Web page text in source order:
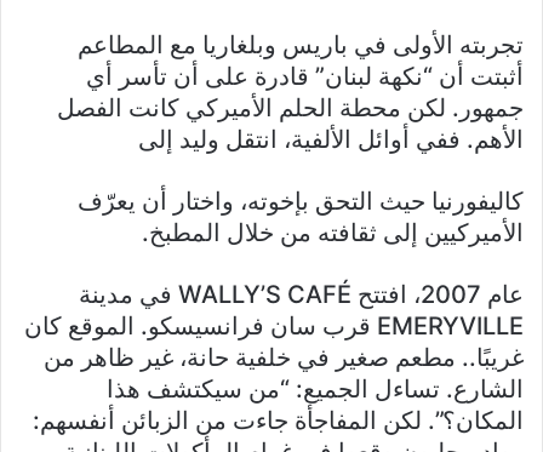
تجربته الأولى في باريس وبلغاريا مع المطاعم
أثبتت أن “نكهة لبنان” قادرة على أن تأسر أي
جمهور. لكن محطة الحلم الأميركي كانت الفصل
الأهم. ففي أوائل الألفية، انتقل وليد إلى
كاليفورنيا حيث التحق بإخوته، واختار أن يعرّف
الأميركيين إلى ثقافته من خلال المطبخ.
عام 2007، افتتح WALLY’S CAFÉ في مدينة
EMERYVILLE قرب سان فرانسيسكو. الموقع كان
غريبًا.. مطعم صغير في خلفية حانة، غير ظاهر من
الشارع. تساءل الجميع: “من سيكتشف هذا
المكان؟”. لكن المفاجأة جاءت من الزبائن أنفسهم: